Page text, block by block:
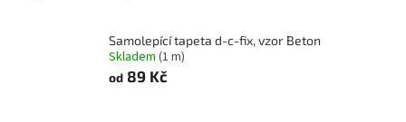
Samolepící tapeta d-c-fix, vzor Beton
Skladem (1 m)
od 89 Kč